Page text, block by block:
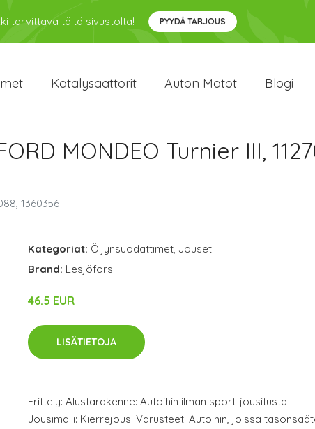
tarvittava tältä sivustolta! PYYDÄ TARJOUS
Katalysaattorit Auton Matot Blogi
MONDEO Turnier III,
1360356
Kategoriat: Öljynsuodattimet, Jouset
Brand: Lesjöfors
46.5 EUR
LISÄTIETOJA
Erittely: Alustarakenne: Autoihin ilman sport-jousitusta
Jousimalli: Kierrejousi Varusteet: Autoihin, joissa